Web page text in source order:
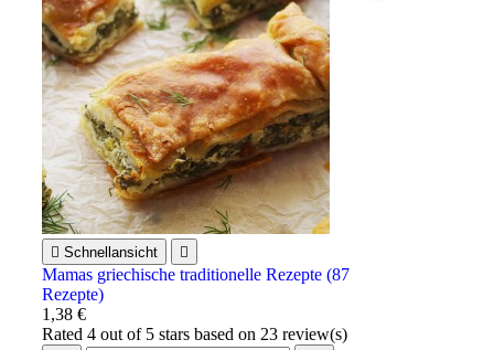
 Schnellansicht 
Mamas griechische traditionelle Rezepte (87
Rezepte)
1,38 €
Rated4 out of 5 stars based on 23 review(s)